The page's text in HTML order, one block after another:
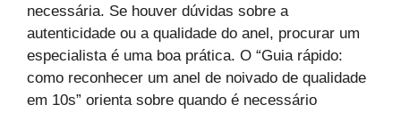
necessária. Se houver dúvidas sobre a
autenticidade ou a qualidade do anel, procurar um
especialista é uma boa prática. O “Guia rápido:
como reconhecer um anel de noivado de qualidade
em 10s” orienta sobre quando é necessário